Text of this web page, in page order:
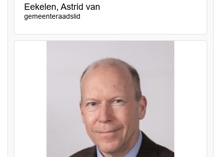
Eekelen, Astrid van
gemeenteraadslid